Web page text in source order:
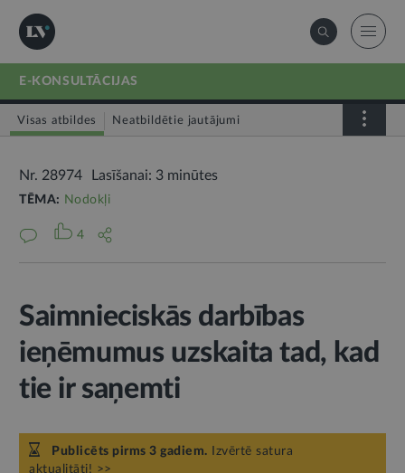
E-KONSULTĀCIJAS
Visas atbildes Neatbildētie jautājumi
Nr. 28974 Lasīšanai: 3 minūtes
TĒMA: Nodokļi
4
Saimnieciskās darbības
ieņēmumus uzskaita tad, kad
tie ir saņemti
Publicēts pirms 3 gadiem. Izvērtē satura
aktualitāti! >>